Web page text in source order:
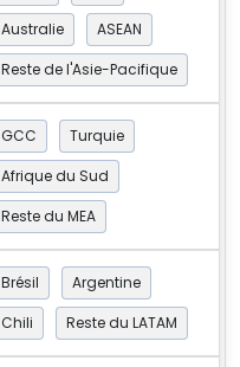
Australie
ASEAN
Reste de l'Asie-Pacifique
GCC
Turquie
Afrique du Sud
Reste du MEA
Brésil
Argentine
Chili
Reste du LATAM